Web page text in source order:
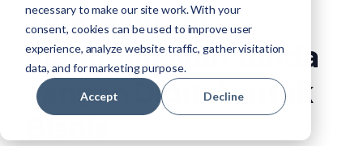
necessary to make our site work. With your
consent, cookies can be used to improve user
experience, analyze website traffic, gather visitation
data, and for marketing purpose.
Accept Decline
Tiga Manfaat
Menggunakan Tanda
Tangan Digital untuk
Bisnis